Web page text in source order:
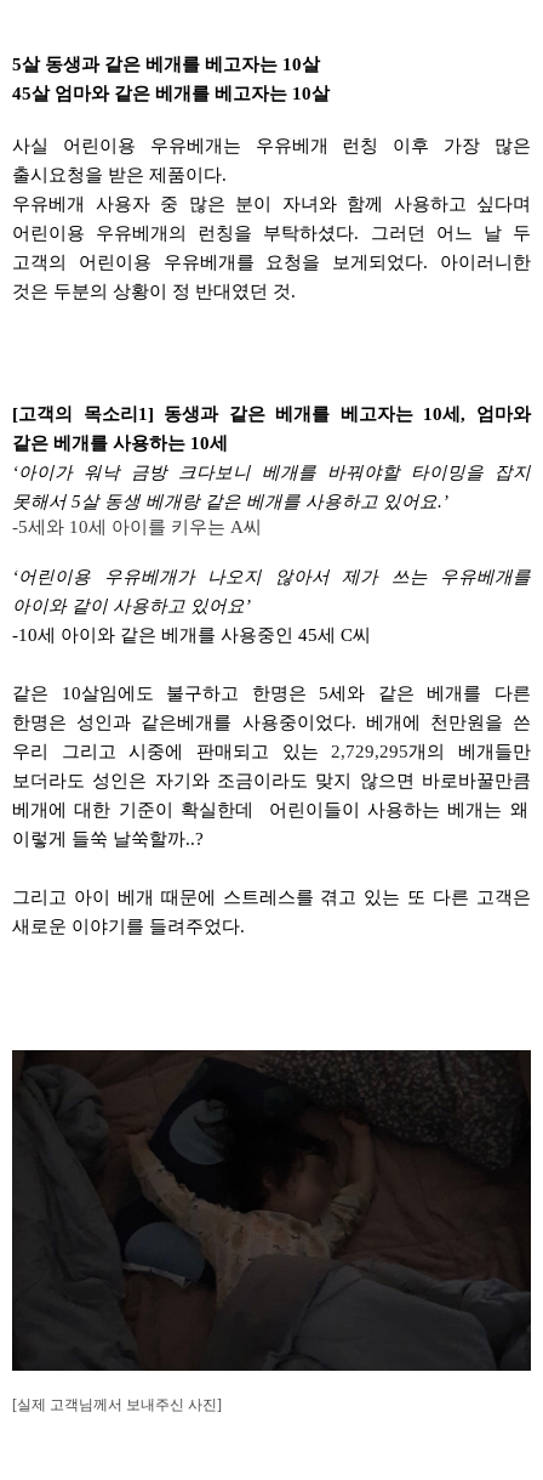
5살 동생과 같은 베개를 베고자는 10살
45살 엄마와 같은 베개를 베고자는 10살
사실 어린이용 우유베개는 우유베개
런칭 이후 가장 많은
출시요청을 받은 제품이다.
우유베개
사용자 중 많은 분이 자녀와 함께 사용하고 싶다며
어린이용 우유베개의 런칭을 부탁하셨다.
그러던 어느 날 두
고객의 어린이용 우유베개를 요청을 보게되었다. 아이러니한
것은 두분의 상황이 정 반대였던 것.
[고객의 목소리 1] 동생과 같은 베개를 베고자는 10세, 엄마와
같은 베개를 사용하는 10세
‘아이가 워낙 금방 크다보니 베개를 바꿔야할 타이밍을 잡지
못해서 5살 동생 베개랑같은 베개를 사용하고 있어요.’
-5세와 10세 아이를 키우는 A씨
‘어린이용 우유베개가나오지 않아서 제가 쓰는
우유베개를
아이와 같이 사용하고 있어요’
-10세 아이와 같은 베개를 사용중인 45세 C씨
같은 10살임에도 불구하고 한명은5세와 같은 베개를 다른
한명은 성인과 같은베개를 사용중이었다. 베개에 천만원을 쓴
우리 그리고 시중에 판매되고 있는 2,729,295개의 베개들만
보더라도 성인은 자기와 조금이라도 맞지 않으면 바로바꿀만큼
베개에 대한 기준이 확실한데
어린이들이 사용하는 베개는 왜
이렇게 들쑥 날쑥할까..?
그리고 아이 베개 때문에 스트레스를 겪고 있는 또 다른 고객은
새로운 이야기를 들려주었다.
[실제 고객님께서 보내주신 사진]